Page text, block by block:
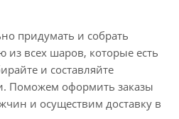
придумать и собрать
всех шаров, которые есть
и составляйте
Поможем оформить заказы
и осуществим доставку в